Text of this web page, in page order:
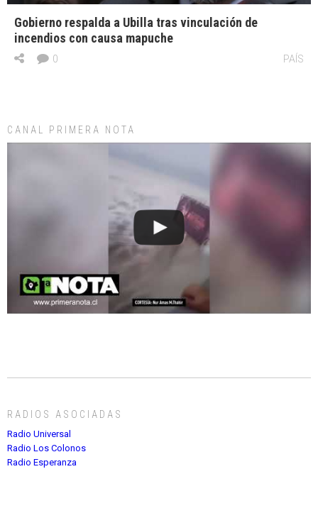
Gobierno respalda a Ubilla tras vinculación de
incendios con causa mapuche
PAÍS
0
CANAL PRIMERA NOTA
RADIOS ASOCIADAS
Radio Universal
Radio Los Colonos
Radio Esperanza